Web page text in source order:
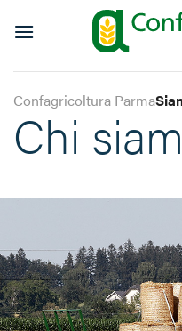
Confagricoltura Parma
Chi